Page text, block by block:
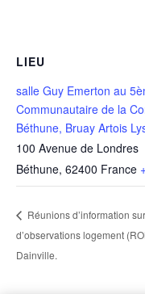
LIEU
salle Guy Emerton au
Communautaire de la
Béthune, Bruay Artois
100 Avenue de Londres
Béthune, 62400 France
Réunions d’information
d’observations logement
Dainville.